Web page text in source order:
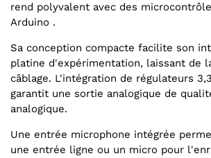
rend polyvalent avec des
Arduino .
Sa conception compacte facilite son
platine d'expérimentation, laissant de
câblage. L'intégration de régulateurs
garantit une sortie analogique de
analogique.
Une entrée microphone intégrée
une entrée ligne ou un micro pour